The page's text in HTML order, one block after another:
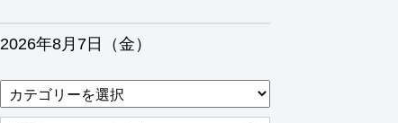
2026年8月7日（金）